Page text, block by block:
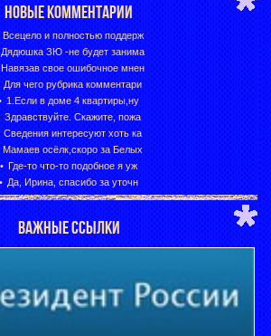
НОВЫЕ КОММЕНТАРИИ
Всецело и полностью поддерж
Дядюшка ЗЮ -не будет занима
Навязав свое ошибочное мнен
Для чего рубрика комментари
1.Если в доме 4 квартиры,ну
Здравствуйте. Скажите, пожа
Сведения интересуют хоть ка
Мамаев осёлк,скоро за Белых
Где-то что-то подобное я уж
Да, Ирина, спасибо за уточн
ВАЖНЫЕ ССЫЛКИ